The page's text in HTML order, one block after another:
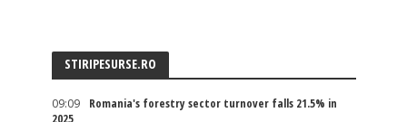
STIRIPESURSE.RO
09:09
Romania's forestry sector turnover falls 21.5% in